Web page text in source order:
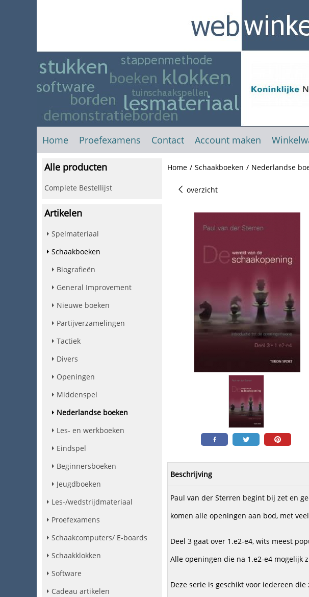
Home Proefexamens Contact Account maken
Alle producten
Complete Bestellijst
Artikelen
Spelmateriaal
Schaakboeken
Biografieën
General Improvement
Nieuwe boeken
Partijverzamelingen
Tactiek
Divers
Openingen
Middenspel
Nederlandse boeken
Les- en werkboeken
Eindspel
Beginnersboeken
Jeugdboeken
Les-/wedstrijdmateriaal
Proefexamens
Schaakcomputers/ E-boards
Schaakklokken
Software
Cadeau artikelen
Home / Schaakboeken / Nederlandse
overzicht
Beschrijving
Paul van der Sterren begint bij zet en
komen alle openingen aan bod, met
Deel 3 gaat over 1.e2-e4, wits meest
Alle openingen die na 1.e2-e4 mogelijk
Deze serie is geschikt voor iedereen